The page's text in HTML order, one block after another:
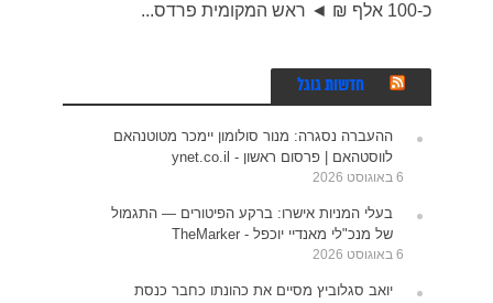
כ-100 אלף ₪ ◄ ראש המקומית פרדס...
חדשות גוגל
ההעברה נסגרה: מנור סולומון יימכר מטוטנהאם
לווסטהאם | פרסום ראשון - ynet.co.il
6 באוגוסט 2026
בעלי המניות אישרו: ברקע הפיטורים — התגמול
של מנכ"לי מאנדיי יוכפל - TheMarker
6 באוגוסט 2026
יואב סגלוביץ מסיים את כהונתו כחבר כנסת